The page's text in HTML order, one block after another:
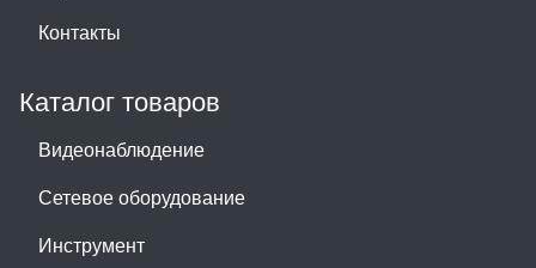
Контакты
Каталог товаров
Видеонаблюдение
Сетевое оборудование
Инструмент